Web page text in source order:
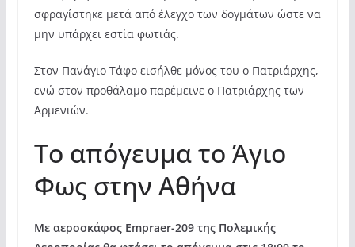
σφραγίστηκε μετά από έλεγχο των δογμάτων ώστε να
μην υπάρχει εστία φωτιάς.
Στον Πανάγιο Τάφο εισήλθε μόνος του ο Πατριάρχης,
ενώ στον προθάλαμο παρέμεινε ο Πατριάρχης των
Αρμενιών.
Το απόγευμα το Άγιο
Φως στην Αθήνα
Με αεροσκάφος Empraer-209 της Πολεμικής